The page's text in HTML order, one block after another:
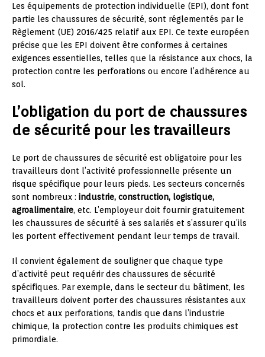
Les équipements de protection individuelle (EPI), dont font
partie les chaussures de sécurité, sont réglementés par le
Règlement (UE) 2016/425 relatif aux EPI. Ce texte européen
précise que les EPI doivent être conformes à certaines
exigences essentielles, telles que la résistance aux chocs, la
protection contre les perforations ou encore l’adhérence au
sol.
L’obligation du port de chaussures
de sécurité pour les travailleurs
Le port de chaussures de sécurité est obligatoire pour les
travailleurs dont l’activité professionnelle présente un
risque spécifique pour leurs pieds. Les secteurs concernés
sont nombreux : industrie, construction, logistique,
agroalimentaire, etc. L’employeur doit fournir gratuitement
les chaussures de sécurité à ses salariés et s’assurer qu’ils
les portent effectivement pendant leur temps de travail.
Il convient également de souligner que chaque type
d’activité peut requérir des chaussures de sécurité
spécifiques. Par exemple, dans le secteur du bâtiment, les
travailleurs doivent porter des chaussures résistantes aux
chocs et aux perforations, tandis que dans l’industrie
chimique, la protection contre les produits chimiques est
primordiale.